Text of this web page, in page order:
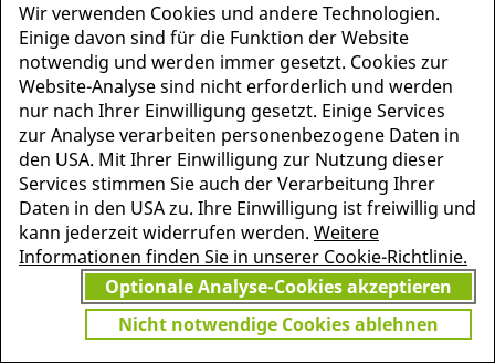
MEHR INFORMATIONEN
ZU PSCHYREMBEL
JETZT
GRATIS TESTEN
Wir verwenden Cookies und andere Technologien.
Einige davon sind für die Funktion der Website
notwendig und werden immer gesetzt. Cookies zur
Website-Analyse sind nicht erforderlich und werden
nur nach Ihrer Einwilligung gesetzt. Einige Services
zur Analyse verarbeiten personenbezogene Daten in
den USA. Mit Ihrer Einwilligung zur Nutzung dieser
Services stimmen Sie auch der Verarbeitung Ihrer
Daten in den USA zu. Ihre Einwilligung ist freiwillig und
kann jederzeit widerrufen werden. Weitere
Informationen finden Sie in unserer Cookie-Richtlinie.
Optionale Analyse-Cookies akzeptieren
Nicht notwendige Cookies ablehnen